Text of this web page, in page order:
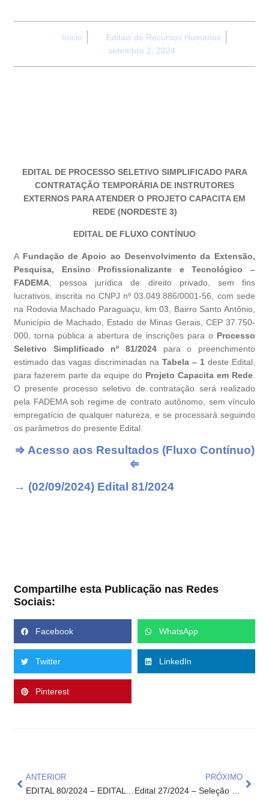
Início
Editais de Recursos Humanos
setembro 2, 2024
EDITAL DE PROCESSO SELETIVO SIMPLIFICADO PARA
CONTRATAÇÃO TEMPORÁRIA DE INSTRUTORES
EXTERNOS PARA ATENDER O PROJETO CAPACITA EM
REDE (NORDESTE 3)
EDITAL DE FLUXO CONTÍNUO
A Fundação de Apoio ao Desenvolvimento da Extensão,
Pesquisa, Ensino Profissionalizante e Tecnológico –
FADEMA, pessoa jurídica de direito privado, sem fins
lucrativos, inscrita no CNPJ nº 03.049.886/0001-56, com sede
na Rodovia Machado Paraguaçu, km 03, Bairro Santo Antônio,
Município de Machado, Estado de Minas Gerais, CEP 37.750-
000, torna pública a abertura de inscrições para o Processo
Seletivo Simplificado nº 81/2024 para o preenchimento
estimado das vagas discriminadas na Tabela – 1 deste Edital,
para fazerem parte da equipe do Projeto Capacita em Rede.
O presente processo seletivo de contratação será realizado
pela FADEMA sob regime de contrato autônomo, sem vínculo
empregatício de qualquer natureza, e se processará seguindo
os parâmetros do presente Edital.
⇒ Acesso aos Resultados (Fluxo Contínuo)
⇐
→ (02/09/2024) Edital 81/2024
Compartilhe esta Publicação nas Redes
Sociais:
Facebook WhatsApp
Twitter LinkedIn
Pinterest
ANTERIOR
EDITAL 80/2024 – EDITAL DE PROCESSO SELETIVO SIMPLIFICADO PARA CONTRATAÇÃO TEMPORÁRIA DE INSTRUTORES EXTERNOS PARA ATENDER O PROJETO CAPACITA EM REDE (CENTRO OESTE)
PRÓXIMO
Edital 27/2024 – Seleção Pública de Fornecedores